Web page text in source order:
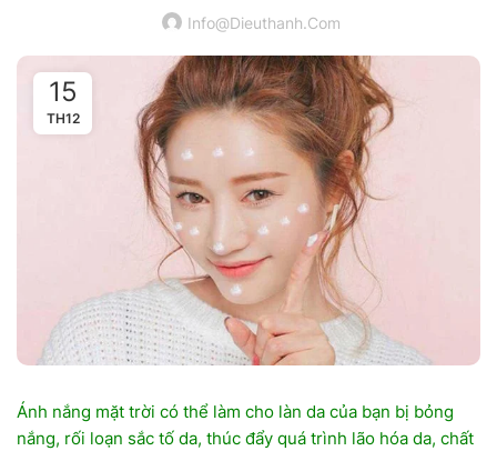
Info@dieuthanh.com
15
TH12
Ánh nắng mặt trời có thể làm cho làn da của bạn bị bỏng
nắng, rối loạn sắc tố da, thúc đẩy quá trình lão hóa da, chất